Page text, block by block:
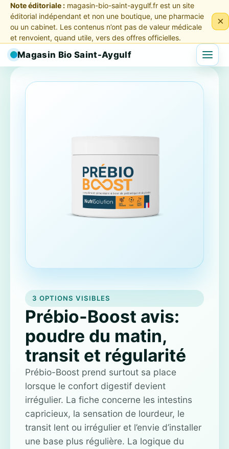
Note éditoriale : magasin-bio-saint-aygulf.fr est un site
éditorial indépendant et non une boutique, une pharmacie
ou un cabinet. Les contenus n’ont pas de valeur médicale
et renvoient, quand utile, vers des offres officielles.
×
Magasin Bio Saint-Aygulf Menu
3 OPTIONS VISIBLES
Prébio-Boost avis:
poudre du matin,
transit et régularité
Prébio-Boost prend surtout sa place
lorsque le confort digestif devient
irrégulier. La fiche concerne les intestins
capricieux, la sensation de lourdeur, le
transit lent ou irrégulier et l’envie d’installer
une base plus régulière. La logique du